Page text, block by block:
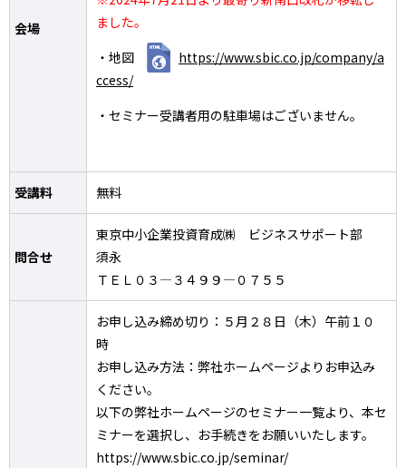
会場
ました。
・地図
https://www.sbic.co.jp/company/a
ccess/
・セミナー受講者用の駐車場はございません。
受講料 無料
問合せ
東京中小企業投資育成㈱ ビジネスサポート部
須永
ＴＥＬ０３―３４９９―０７５５
お申し込み締め切り：５月２８日（木）午前１０
時
お申し込み方法：弊社ホームページよりお申込み
ください。
以下の弊社ホームページのセミナー一覧より、本セ
ミナーを選択し、お手続きをお願いいたします。
https://www.sbic.co.jp/seminar/